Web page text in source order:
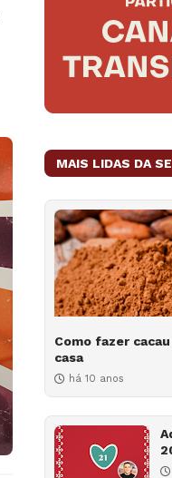
MAIS LIDAS DA
Como fazer
casa
há 10 anos